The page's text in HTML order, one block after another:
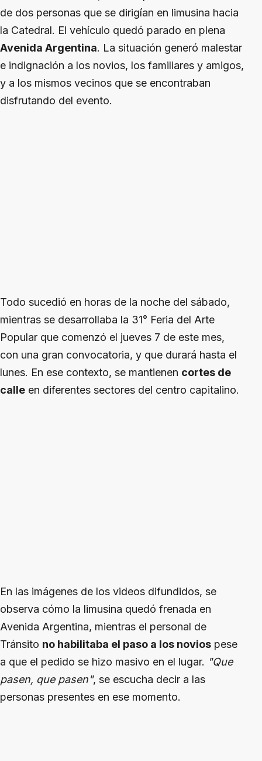
de dos personas que se dirigían en limusina hacia
la Catedral. El vehículo quedó parado en plena
Avenida Argentina. La situación generó malestar
e indignación a los novios, los familiares y amigos,
y a los mismos vecinos que se encontraban
disfrutando del evento.
Todo sucedió en horas de la noche del sábado,
mientras se desarrollaba la 31° Feria del Arte
Popular que comenzó el jueves 7 de este mes,
con una gran convocatoria, y que durará hasta el
lunes. En ese contexto, se mantienen cortes de
calle en diferentes sectores del centro capitalino.
En las imágenes de los videos difundidos, se
observa cómo la limusina quedó frenada en
Avenida Argentina, mientras el personal de
Tránsito no habilitaba el paso a los novios pese
a que el pedido se hizo masivo en el lugar. "Que
pasen, que pasen", se escucha decir a las
personas presentes en ese momento.